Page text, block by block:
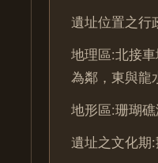
遺址位置之行
地理區:北接
為鄰，東與龍
地形區:珊瑚
遺址之文化期